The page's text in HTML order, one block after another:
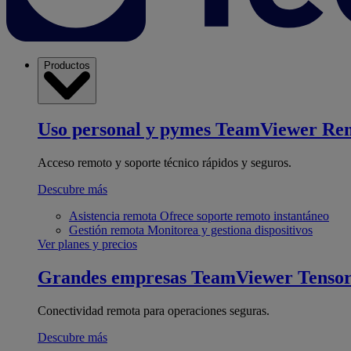
Productos
Uso personal y pymes TeamViewer
Acceso remoto y soporte técnico rápidos y seguros.
Descubre más
Asistencia remota Ofrece soporte remoto instantáneo
Gestión remota Monitorea y gestiona dispositivos
Ver planes y precios
Grandes empresas TeamViewer Tensor
Conectividad remota para operaciones seguras.
Descubre más